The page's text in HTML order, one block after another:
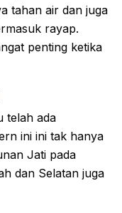
tahan air dan juga
rayap.
penting ketika
telah ada
ini ini tak hanya
Jati pada
dan Selatan juga